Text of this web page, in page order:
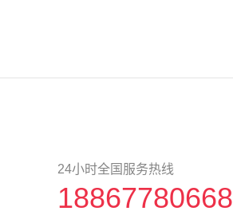
24小时全国服务热线
18867780668